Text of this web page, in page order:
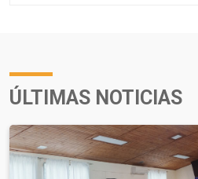
ÚLTIMAS NOTICIAS